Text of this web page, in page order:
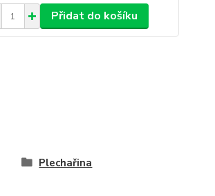
Přidat do košíku
Plechařina